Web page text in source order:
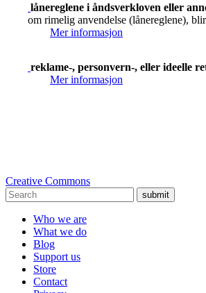
lånereglene i åndsverkloven eller
om rimelig anvendelse (lånereglene),
Mer informasjon
reklame-, personvern-, eller ideelle
Mer informasjon
Creative Commons
submit
Who we are
What we do
Blog
Support us
Store
Contact